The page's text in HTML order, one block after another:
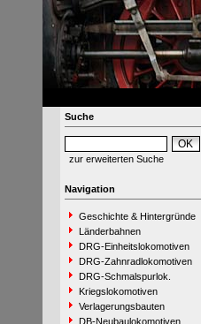
Suche
zur erweiterten Suche
Navigation
Geschichte & Hintergründe
Länderbahnen
DRG-Einheitslokomotiven
DRG-Zahnradlokomotiven
DRG-Schmalspurlok.
Kriegslokomotiven
Verlagerungsbauten
DB-Neubaulokomotiven